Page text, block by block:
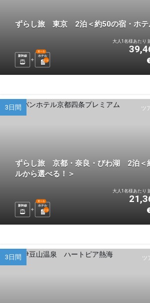
ずらし旅 東京 2泊＜約50の宿・ホテ
新幹線 ホテル
選べる
2泊
大人1名様あたり
ツ
3日間
ずらし旅 京都・奈良・びわ湖 2泊＜
ルから選べる！＞
新幹線 ホテル
選べる
2泊
大人1名様あたり
ツ
3日間